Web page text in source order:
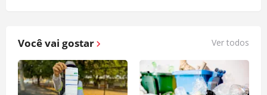
Você vai gostar Ver todos